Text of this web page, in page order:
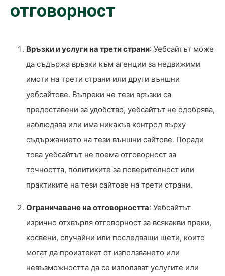
отговорност
Връзки и услуги на трети страни: Уебсайтът може
да съдържа връзки към агенции за недвижими
имоти на трети страни или други външни
уебсайтове. Въпреки че тези връзки са
предоставени за удобство, уебсайтът не одобрява,
наблюдава или има никакъв контрол върху
съдържанието на тези външни сайтове. Поради
това уебсайтът не поема отговорност за
точността, политиките за поверителност или
практиките на тези сайтове на трети страни.
Ограничаване на отговорността: Уебсайтът
изрично отхвърля отговорност за всякакви преки,
косвени, случайни или последващи щети, които
могат да произтекат от използването или
невъзможността да се използват услугите или